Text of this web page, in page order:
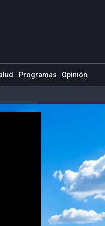
Programas Opinión
FARC